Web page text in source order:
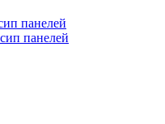
панелей
панелей